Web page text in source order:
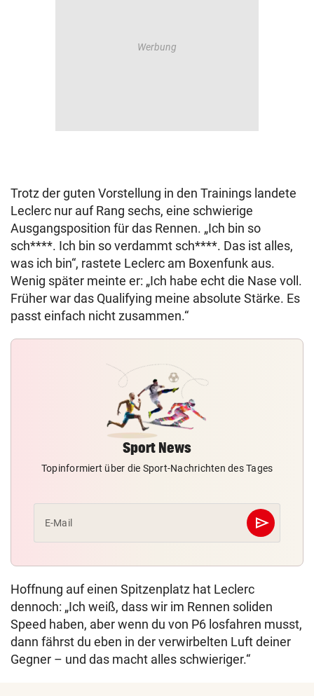
Trotz der guten Vorstellung in den Trainings landete
Leclerc nur auf Rang sechs, eine schwierige
Ausgangsposition für das Rennen. „Ich bin so
sch****. Ich bin so verdammt sch****. Das ist alles,
was ich bin“, rastete Leclerc am Boxenfunk aus.
Wenig später meinte er: „Ich habe echt die Nase voll.
Früher war das Qualifying meine absolute Stärke. Es
passt einfach nicht zusammen.“
Sport News
Topinformiert über die Sport-Nachrichten des Tages
E-Mail send
Abschicken
Hoffnung auf einen Spitzenplatz hat Leclerc
dennoch: „Ich weiß, dass wir im Rennen soliden
Speed haben, aber wenn du von P6 losfahren musst,
dann fährst du eben in der verwirbelten Luft deiner
Gegner – und das macht alles schwieriger.“